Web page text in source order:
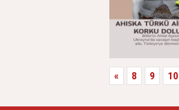
«
8 9 10